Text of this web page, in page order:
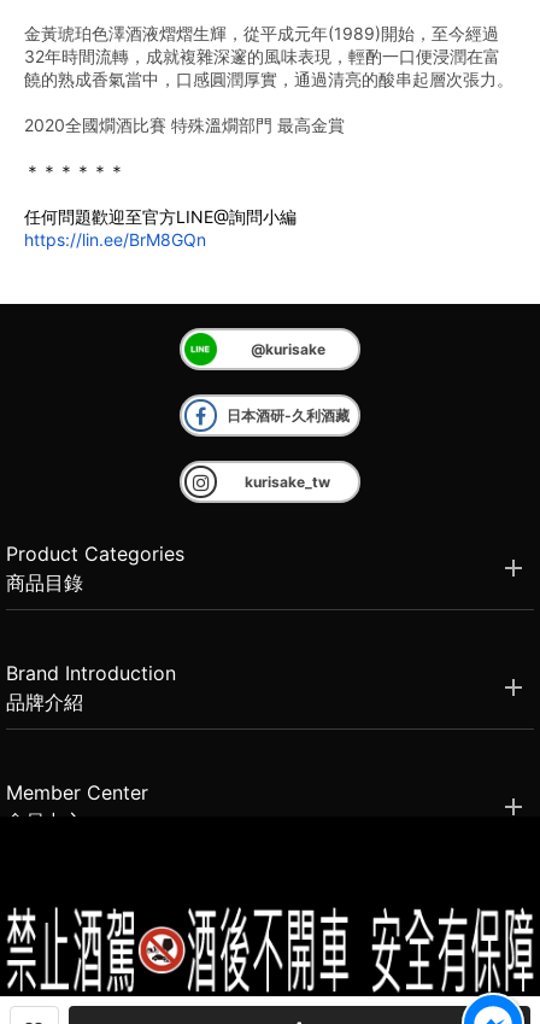
金黃琥珀色澤酒液熠熠生輝，從平成元年(1989)開始，至今經過
32年時間流轉，成就複雜深邃的風味表現，輕酌一口便浸潤在富
饒的熟成香氣當中，口感圓潤厚實，通過清亮的酸串起層次張力。
2020全國燗酒比賽 特殊溫燗部門 最高金賞
＊＊＊＊＊＊
任何問題歡迎至官方LINE@詢問小編
https://lin.ee/BrM8GQn
@kurisake
日本酒研-久利酒藏
kurisake_tw
Product Categories
商品目錄
Brand Introduction
品牌介紹
Member Center
會員中心
2021思橙國際有限公司 版權所有 禁止轉貼節錄 All rights reserved.